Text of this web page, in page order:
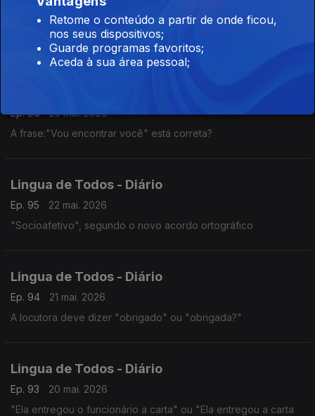
Ep. 97
26 mai. 2026
Chapéu sem hífane.
Ep. 96
25 mai. 2026
A frase:"Vou encontrar você" está correta?
Lingua de Todos - Diário
Ep. 95
22 mai. 2026
"Socioafetivo", segundo o novo acordo ortográfico
Lingua de Todos - Diário
Ep. 94
21 mai. 2026
A locutora deve dizer "obrigado" ou "obrigada?"
Lingua de Todos - Diário
Ep. 93
20 mai. 2026
"Ela entregou o funcionário a carta" ou "Ela entregou a carta
Retome o conteúdo a partir de onde ficou,
nos seus dispositivos;
Guarde programas favoritos;
Aceda à sua área pessoal;